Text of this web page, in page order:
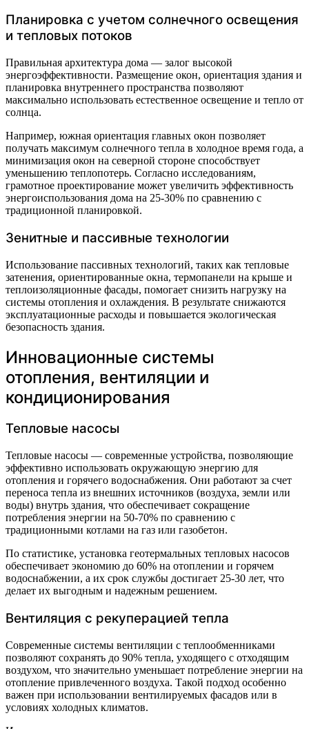
Планировка с учетом солнечного освещения
и тепловых потоков
Правильная архитектура дома — залог высокой
энергоэффективности. Размещение окон, ориентация здания и
планировка внутреннего пространства позволяют
максимально использовать естественное освещение и тепло от
солнца.
Например, южная ориентация главных окон позволяет
получать максимум солнечного тепла в холодное время года, а
минимизация окон на северной стороне способствует
уменьшению теплопотерь. Согласно исследованиям,
грамотное проектирование может увеличить эффективность
энергоиспользования дома на 25-30% по сравнению с
традиционной планировкой.
Зенитные и пассивные технологии
Использование пассивных технологий, таких как тепловые
затенения, ориентированные окна, термопанели на крыше и
теплоизоляционные фасады, помогает снизить нагрузку на
системы отопления и охлаждения. В результате снижаются
эксплуатационные расходы и повышается экологическая
безопасность здания.
Инновационные системы
отопления, вентиляции и
кондиционирования
Тепловые насосы
Тепловые насосы — современные устройства, позволяющие
эффективно использовать окружающую энергию для
отопления и горячего водоснабжения. Они работают за счет
переноса тепла из внешних источников (воздуха, земли или
воды) внутрь здания, что обеспечивает сокращение
потребления энергии на 50-70% по сравнению с
традиционными котлами на газ или газобетон.
По статистике, установка геотермальных тепловых насосов
обеспечивает экономию до 60% на отоплении и горячем
водоснабжении, а их срок службы достигает 25-30 лет, что
делает их выгодным и надежным решением.
Вентиляция с рекуперацией тепла
Современные системы вентиляции с теплообменниками
позволяют сохранять до 90% тепла, уходящего с отходящим
воздухом, что значительно уменьшает потребление энергии на
отопление привлеченного воздуха. Такой подход особенно
важен при использовании вентилируемых фасадов или в
условиях холодных климатов.